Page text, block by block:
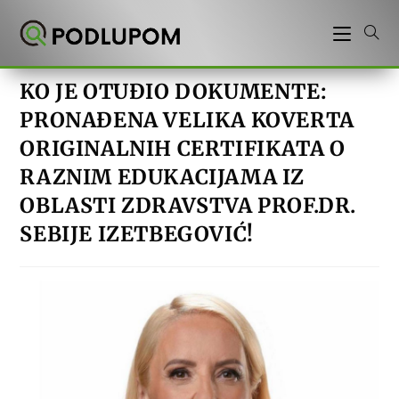
KO JE OTUĐIO DOKUMENTE:
PRONAĐENA VELIKA KOVERTA
ORIGINALNIH CERTIFIKATA O
RAZNIM EDUKACIJAMA IZ
OBLASTI ZDRAVSTVA PROF.DR.
SEBIJE IZETBEGOVIĆ!